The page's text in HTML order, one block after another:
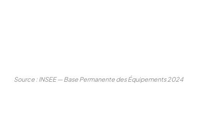
Source : INSEE — Base Permanente des Équipements 2024